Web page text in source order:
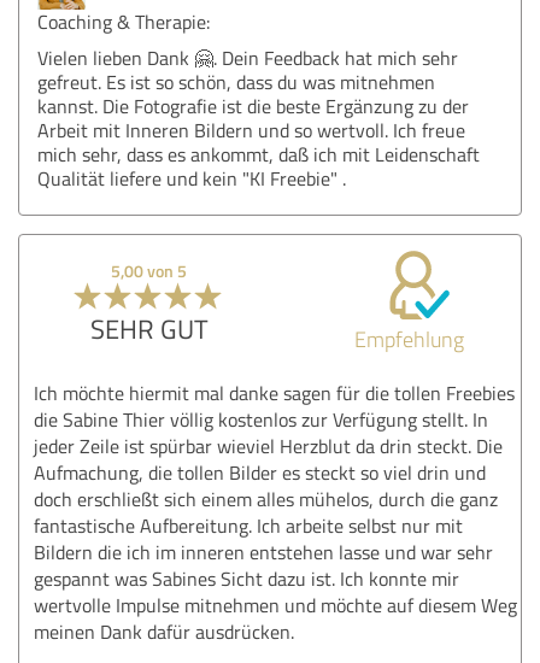
Coaching & Therapie:
Vielen lieben Dank 🤗. Dein Feedback hat mich sehr
gefreut. Es ist so schön, dass du was mitnehmen
kannst. Die Fotografie ist die beste Ergänzung zu der
Arbeit mit Inneren Bildern und so wertvoll. Ich freue
mich sehr, dass es ankommt, daß ich mit Leidenschaft
Qualität liefere und kein "KI Freebie" .
5,00 von 5
SEHR GUT Empfehlung
Ich möchte hiermit mal danke sagen für die tollen Freebies
die Sabine Thier völlig kostenlos zur Verfügung stellt. In
jeder Zeile ist spürbar wieviel Herzblut da drin steckt. Die
Aufmachung, die tollen Bilder es steckt so viel drin und
doch erschließt sich einem alles mühelos, durch die ganz
fantastische Aufbereitung. Ich arbeite selbst nur mit
Bildern die ich im inneren entstehen lasse und war sehr
gespannt was Sabines Sicht dazu ist. Ich konnte mir
wertvolle Impulse mitnehmen und möchte auf diesem Weg
meinen Dank dafür ausdrücken.